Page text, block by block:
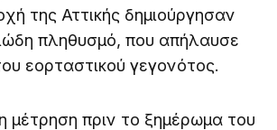
της Αττικής δημιούργησαν
πληθυσμό, που απήλαυσε
εορταστικού γεγονότος.
μέτρηση πριν το ξημέρωμα του